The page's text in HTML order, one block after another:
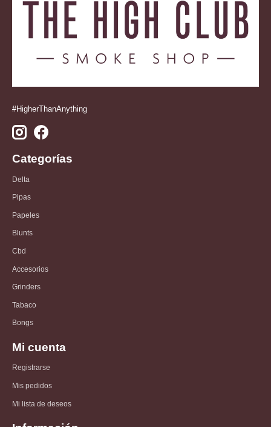
#HigherThanAnything
Categorías
Delta
Pipas
Papeles
Blunts
Cbd
Accesorios
Grinders
Tabaco
Bongs
Mi cuenta
Registrarse
Mis pedidos
Mi lista de deseos